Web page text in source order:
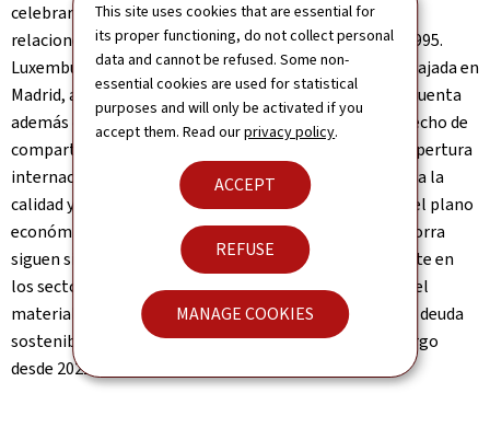
This site uses cookies that are essential for
its proper functioning, do not collect personal
data and cannot be refused. Some non-
essential cookies are used for statistical
purposes and will only be activated if you
accept them. Read ourprivacy policy.
ACCEPT
REFUSE
MANAGE COOKIES
celebraron el 30.º aniversario del establecimiento de
relaciones diplomáticas, establecidas el 7 de abril de 1995.
Luxemburgo está representado en Andorra por su embajada en
Madrid, acreditada ante las autoridades andorranas, y cuenta
además con un cónsul honorario en el Principado. El hecho de
compartir características comunes, como una fuerte apertura
internacional y una sociedad multicultural, contribuye a la
calidad y la fluidez de los intercambios bilaterales. En el plano
económico, los intercambios entre Luxemburgo y Andorra
siguen siendo modestos y se concentran principalmente en
los sectores de los servicios, la industria alimentaria y el
material de transporte. En particular, las emisiones de deuda
sostenible de Andorra cotizan en la Bolsa de Luxemburgo
desde 2021.